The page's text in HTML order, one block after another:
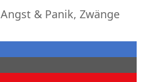
Angst & Panik, Zwänge